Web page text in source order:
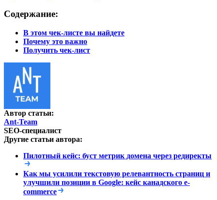
Содержание:
В этом чек-листе вы найдете
Почему это важно
Получить чек-лист
Автор статьи:
Ant-Team
SEO-специалист
Другие статьи автора:
Пилотный кейс: буст метрик домена через редиректы
Как мы усилили текстовую релевантность страниц и
улучшили позиции в Google: кейс канадского e-
commerce